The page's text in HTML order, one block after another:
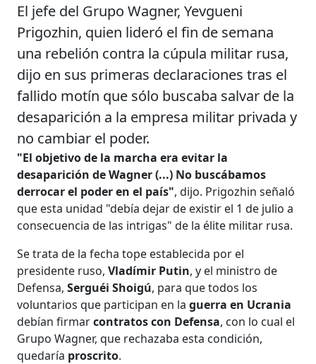
El jefe del Grupo Wagner, Yevgueni
Prigozhin, quien lideró el fin de semana
una rebelión contra la cúpula militar rusa,
dijo en sus primeras declaraciones tras el
fallido motín que sólo buscaba salvar de la
desaparición a la empresa militar privada y
no cambiar el poder.
"El objetivo de la marcha era evitar la
desaparición de Wagner (...) No buscábamos
derrocar el poder en el país", dijo. Prigozhin señaló
que esta unidad "debía dejar de existir el 1 de julio a
consecuencia de las intrigas" de la élite militar rusa.
Se trata de la fecha tope establecida por el
presidente ruso,Vladímir Putin, y el ministro de
Defensa,Serguéi Shoigú, para que todos los
voluntarios que participan en la guerra en Ucrania
debían firmarcontratos con Defensa, con lo cual el
Grupo Wagner, que rechazaba esta condición,
quedaría proscrito.